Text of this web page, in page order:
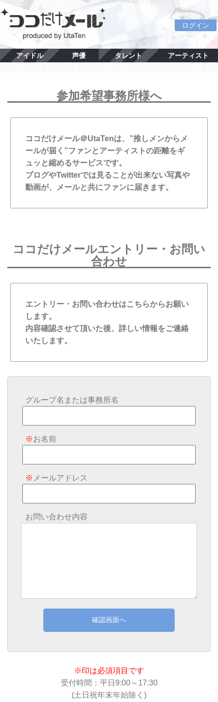
ログイン
アイドル 声優 タレント アーティスト
参加希望事務所様へ
ココだけメール＠UtaTenは、”推しメンからメ
ールが届く”ファンとアーティストの距離をギ
ュッと縮めるサービスです。
ブログやTwitterでは見ることが出来ない写真や
動画が、メールと共にファンに届きます。
ココだけメールエントリー・お問い
合わせ
エントリー・お問い合わせはこちらからお願い
します。
内容確認させて頂いた後、詳しい情報をご連絡
いたします。
グループ名または事務所名
※お名前
※ メールアドレス
お問い合わせ内容
確認画面へ
※印は必須項目です
受付時間：平日9:00～17:30
(土日祝年末年始除く)